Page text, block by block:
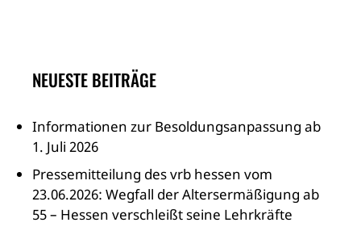
NEUESTE BEITRÄGE
Informationen zur Besoldungsanpassung ab
1. Juli 2026
Pressemitteilung des vrb hessen vom
23.06.2026: Wegfall der Altersermäßigung ab
55 – Hessen verschleißt seine Lehrkräfte